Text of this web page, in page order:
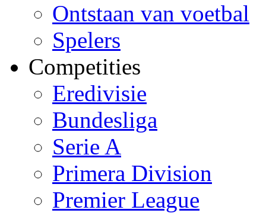
Ontstaan van voetbal
Spelers
Competities
Eredivisie
Bundesliga
Serie A
Primera Division
Premier League